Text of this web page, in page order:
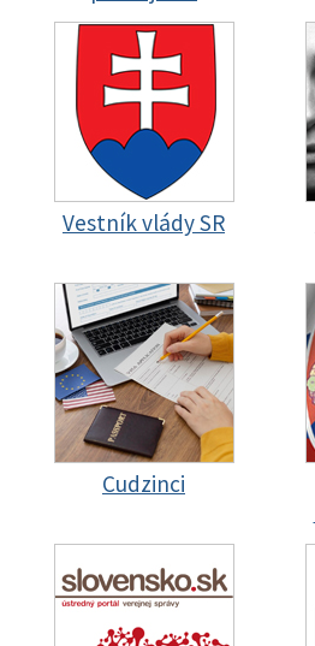
Vestník vlády SR
Cudzinci